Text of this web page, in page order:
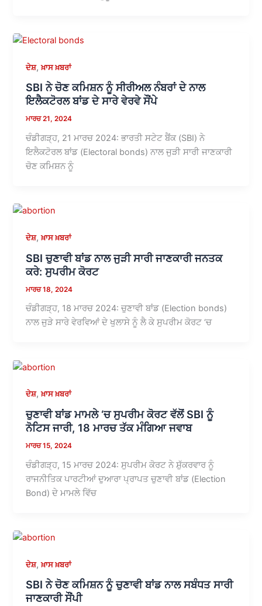
ਦੇਸ਼,ਖ਼ਾਸ ਖ਼ਬਰਾਂ
SBI ਨੇ ਚੋਣ ਕਮਿਸ਼ਨ ਨੂੰ ਸੀਰੀਅਲ ਨੰਬਰਾਂ ਦੇ ਨਾਲ
ਇਲੈਕਟੋਰਲ ਬਾਂਡ ਦੇ ਸਾਰੇ ਵੇਰਵੇ ਸੌਂਪੇ
ਮਾਰਚ 21, 2024
ਚੰਡੀਗੜ੍ਹ, 21 ਮਾਰਚ 2024: ਭਾਰਤੀ ਸਟੇਟ ਬੈਂਕ (SBI) ਨੇ
ਇਲੈਕਟੋਰਲ ਬਾਂਡ (Electoral bonds) ਨਾਲ ਜੁੜੀ ਸਾਰੀ ਜਾਣਕਾਰੀ
ਚੋਣ ਕਮਿਸ਼ਨ ਨੂੰ
ਦੇਸ਼,ਖ਼ਾਸ ਖ਼ਬਰਾਂ
SBI ਚੁਣਾਵੀ ਬਾਂਡ ਨਾਲ ਜੁੜੀ ਸਾਰੀ ਜਾਣਕਾਰੀ ਜਨਤਕ
ਕਰੇ: ਸੁਪਰੀਮ ਕੋਰਟ
ਮਾਰਚ 18, 2024
ਚੰਡੀਗੜ੍ਹ, 18 ਮਾਰਚ 2024: ਚੁਣਾਵੀ ਬਾਂਡ (Election bonds)
ਨਾਲ ਜੁੜੇ ਸਾਰੇ ਵੇਰਵਿਆਂ ਦੇ ਖੁਲਾਸੇ ਨੂੰ ਲੈ ਕੇ ਸੁਪਰੀਮ ਕੋਰਟ ‘ਚ
ਦੇਸ਼,ਖ਼ਾਸ ਖ਼ਬਰਾਂ
ਚੁਣਾਵੀ ਬਾਂਡ ਮਾਮਲੇ ‘ਚ ਸੁਪਰੀਮ ਕੋਰਟ ਵੱਲੋਂ SBI ਨੂੰ
ਨੋਟਿਸ ਜਾਰੀ, 18 ਮਾਰਚ ਤੱਕ ਮੰਗਿਆ ਜਵਾਬ
ਮਾਰਚ 15, 2024
ਚੰਡੀਗੜ੍ਹ, 15 ਮਾਰਚ 2024: ਸੁਪਰੀਮ ਕੋਰਟ ਨੇ ਸ਼ੁੱਕਰਵਾਰ ਨੂੰ
ਰਾਜਨੀਤਿਕ ਪਾਰਟੀਆਂ ਦੁਆਰਾ ਪ੍ਰਾਪਤ ਚੁਣਾਵੀ ਬਾਂਡ (Election
Bond) ਦੇ ਮਾਮਲੇ ਵਿੱਚ
ਦੇਸ਼,ਖ਼ਾਸ ਖ਼ਬਰਾਂ
SBI ਨੇ ਚੋਣ ਕਮਿਸ਼ਨ ਨੂੰ ਚੁਣਾਵੀ ਬਾਂਡ ਨਾਲ ਸਬੰਧਤ ਸਾਰੀ
ਜਾਣਕਾਰੀ ਸੌਂਪੀ